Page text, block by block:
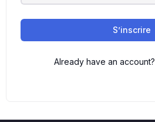
S’inscrire
Already have an account?